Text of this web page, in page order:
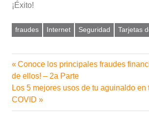
¡Éxito!
fraudes Internet Seguridad Tarjetas
Navegación
de
entradas
Entrada
anterior:
Conoce los principales fraudes
de ellos! – 2a Parte
Siguiente
entrada:
Los 5 mejores usos de tu aguinaldo en
COVID